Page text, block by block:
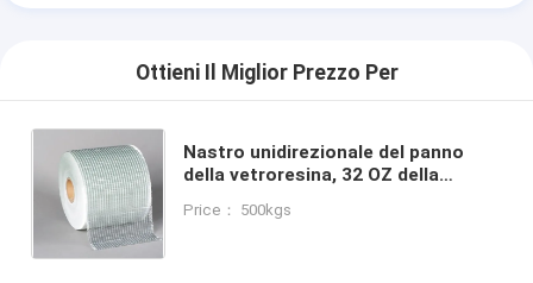
Ottieni Il Miglior Prezzo Per
Nastro unidirezionale del panno
della vetroresina, 32 OZ della
anticorrosivo, acido ed alcali e
Price： 500kgs